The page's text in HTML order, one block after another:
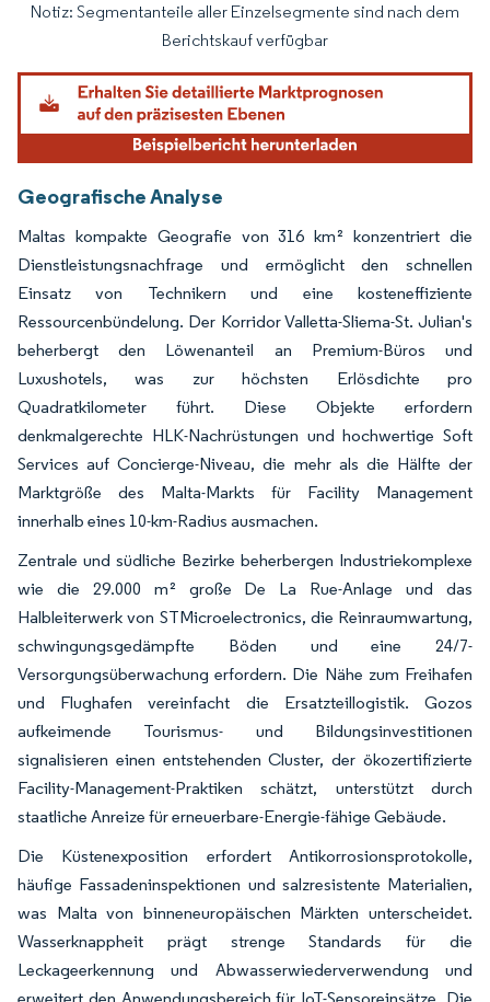
Bild © Mordor Intelligence. Wiederverwendung erfordert Namensnennung
Notiz: Segmentanteile aller Einzelsegmente sind nach dem
Berichtskauf verfügbar
Geografische Analyse
Maltas kompakte Geografie von 316 km² konzentriert die
Dienstleistungsnachfrage und ermöglicht den schnellen
Einsatz von Technikern und eine kosteneffiziente
Ressourcenbündelung. Der Korridor Valletta-Sliema-St. Julian's
beherbergt den Löwenanteil an Premium-Büros und
Luxushotels, was zur höchsten Erlösdichte pro
Quadratkilometer führt. Diese Objekte erfordern
denkmalgerechte HLK-Nachrüstungen und hochwertige Soft
Services auf Concierge-Niveau, die mehr als die Hälfte der
Marktgröße des Malta-Markts für Facility Management
innerhalb eines 10-km-Radius ausmachen.
Zentrale und südliche Bezirke beherbergen Industriekomplexe
wie die 29.000 m² große De La Rue-Anlage und das
Halbleiterwerk von STMicroelectronics, die Reinraumwartung,
schwingungsgedämpfte Böden und eine 24/7-
Versorgungsüberwachung erfordern. Die Nähe zum Freihafen
und Flughafen vereinfacht die Ersatzteillogistik. Gozos
aufkeimende Tourismus- und Bildungsinvestitionen
signalisieren einen entstehenden Cluster, der ökozertifizierte
Facility-Management-Praktiken schätzt, unterstützt durch
staatliche Anreize für erneuerbare-Energie-fähige Gebäude.
Die Küstenexposition erfordert Antikorrosionsprotokolle,
häufige Fassadeninspektionen und salzresistente Materialien,
was Malta von binneneuropäischen Märkten unterscheidet.
Wasserknappheit prägt strenge Standards für die
Leckageerkennung und Abwasserwiederverwendung und